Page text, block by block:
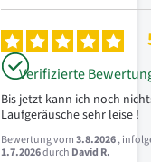
Verifizierte
Bis jetzt kann ich noch
Laufgeräusche sehr leise !
Bewertung vom3.8.2026,
1.7.2026durch David R.